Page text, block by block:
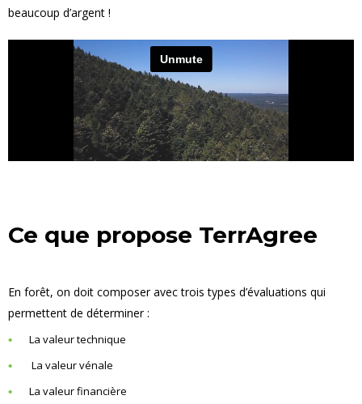
beaucoup d’argent !
Ce que propose TerrAgree
En forêt, on doit composer avec trois types d’évaluations qui
permettent de déterminer :
La valeur technique
La valeur vénale
La valeur financière